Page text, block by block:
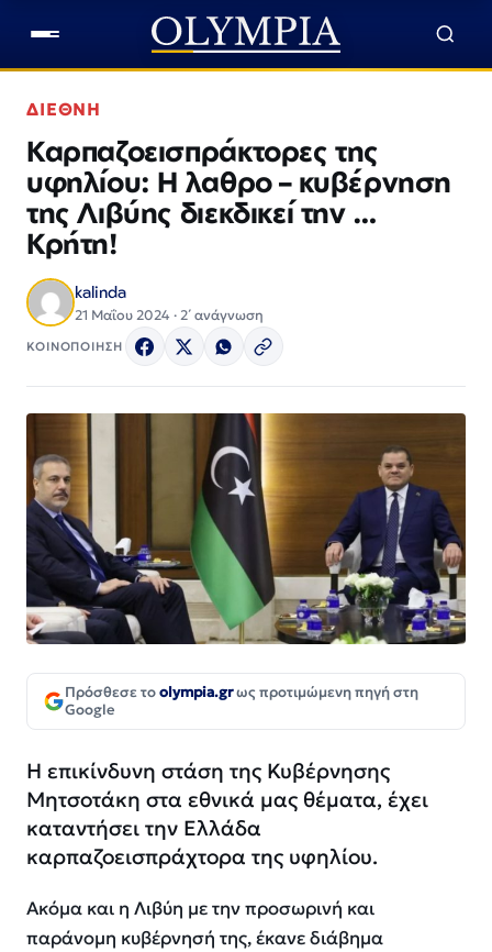
ΔΙΕΘΝΗ
Καρπαζοεισπράκτορες της
υφηλίου: Η λαθρο – κυβέρνηση
της Λιβύης διεκδικεί την …
Κρήτη!
kalinda
21 Μαΐου 2024 · 2΄ ανάγνωση
ΚΟΙΝΟΠΟΙΗΣΗ
Πρόσθεσε τοolympia.grως προτιμώμενη πηγή στη
Google
Η επικίνδυνη στάση της Κυβέρνησης
Μητσοτάκη στα εθνικά μας θέματα, έχει
καταντήσει την Ελλάδα
καρπαζοεισπράχτορα της υφηλίου.
Ακόμα και η Λιβύη με την προσωρινή και
παράνομη κυβέρνησή της, έκανε διάβημα